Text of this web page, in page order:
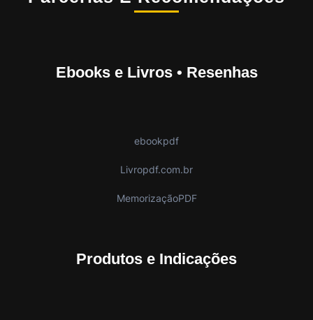
Ebooks e Livros • Resenhas
ebookpdf
Livropdf.com.br
MemorizaçãoPDF
Produtos e Indicações